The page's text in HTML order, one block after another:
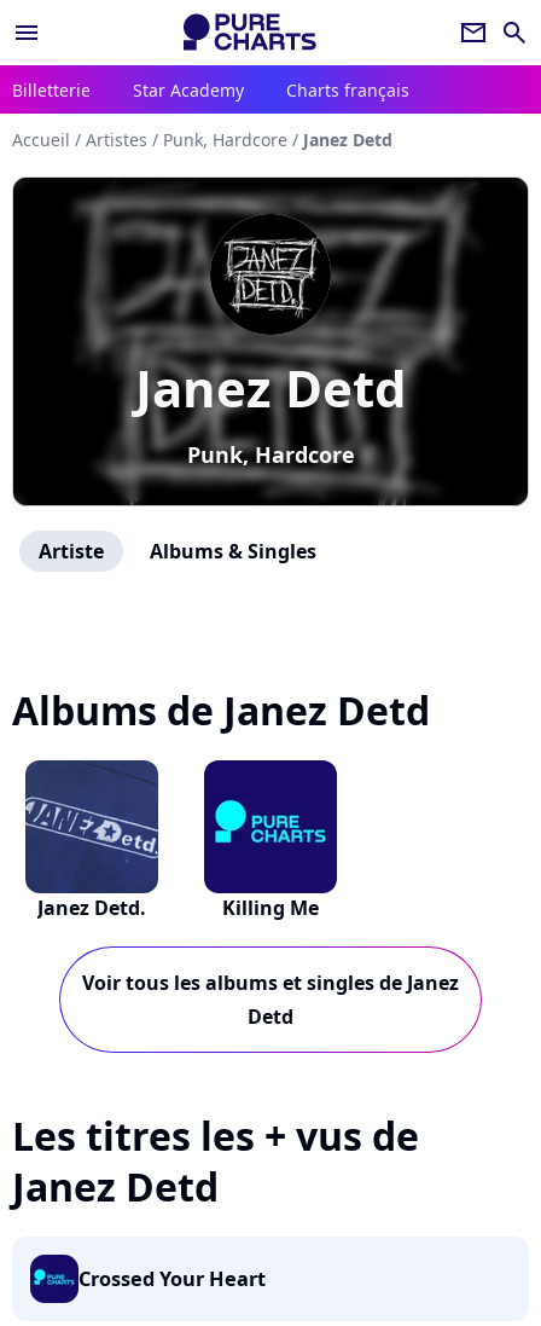
menu newsletter search
Billetterie Star Academy Charts français
Accueil / Artistes / Punk, Hardcore / Janez Detd
Janez Detd
Punk, Hardcore
Artiste Albums & Singles
Albums de Janez Detd
Janez Detd. Killing Me
Voir tous les albums et singles de Janez
Detd
Les titres les + vus de
Janez Detd
Crossed Your Heart